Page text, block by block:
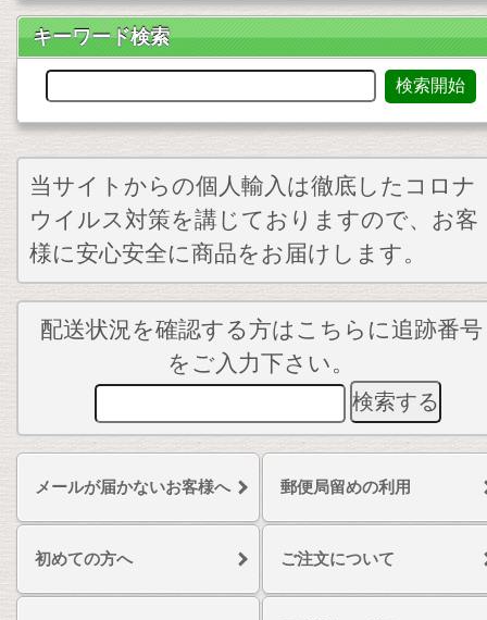
キーワード検索
当サイトからの個人輸入は徹底したコロナ
ウイルス対策を講じておりますので、お客
様に安心安全に商品をお届けします。
配送状況を確認する方はこちらに追跡番号
をご入力下さい。
メールが届かないお客様へ 郵便局留めの利用
初めての方へ ご注文について